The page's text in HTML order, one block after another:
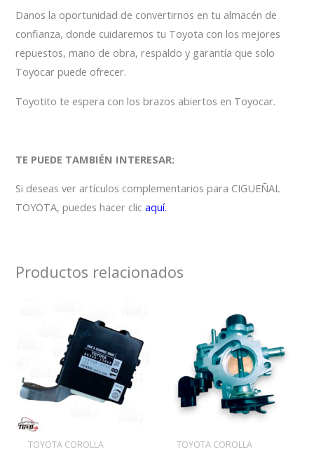
Danos la oportunidad de convertirnos en tu almacén de
confianza, donde cuidaremos tu Toyota con los mejores
repuestos, mano de obra, respaldo y garantía que solo
Toyocar puede ofrecer.
Toyotito te espera con los brazos abiertos en Toyocar.
TE PUEDE TAMBIÉN INTERESAR:
Si deseas ver artículos complementarios para CIGUEÑAL
TOYOTA, puedes hacer clicaquí.
Productos relacionados
TOYOTA COROLLA TOYOTA COROLLA